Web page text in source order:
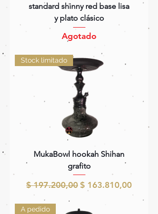
standard shinny red base lisa
y plato clásico
Agotado
Stock limitado
MukaBowl hookah Shihan
grafito
Precio
$ 197.200,00 Precio de oferta
$ 163.810,00
A pedido